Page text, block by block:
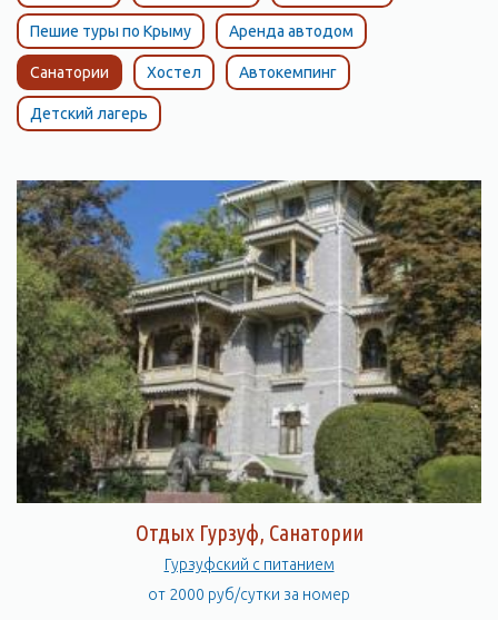
Пешие туры по Крыму Аренда автодом
Санатории Хостел Автокемпинг
Детский лагерь
Отдых Гурзуф, Санатории
Гурзуфский с питанием
от 2000 руб/сутки за номер